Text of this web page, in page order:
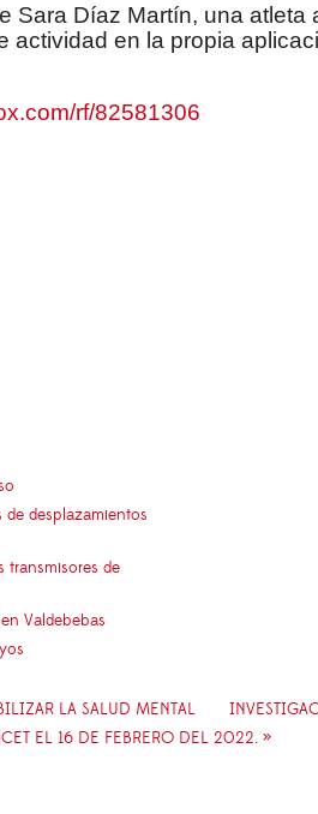
Díaz Martín, una
actividad en la propia
rf/82581306
desplazamientos
transmisores de
Valdebebas
LA SALUD MENTAL
EL 16 DE FEBRERO DEL 2022. »